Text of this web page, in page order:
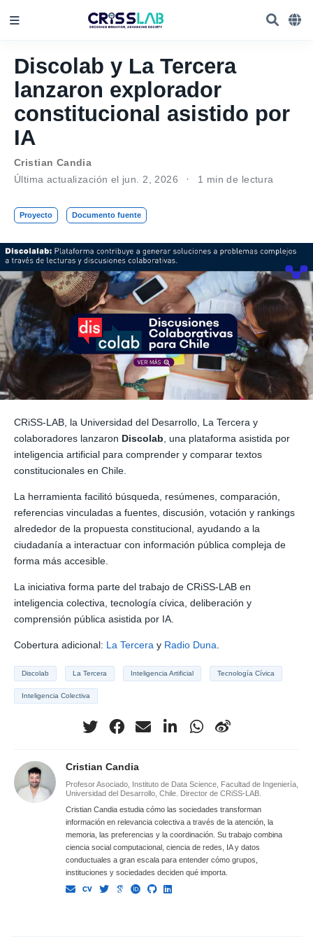
Discolab y La Tercera
lanzaron explorador
constitucional asistido por
IA
Cristian Candia
Última actualización el jun. 2, 2026
1 min de lectura
Proyecto Documento fuente
CRiSS-LAB, la Universidad del Desarrollo, La Tercera y
colaboradores lanzaron Discolab, una plataforma asistida por
inteligencia artificial para comprender y comparar textos
constitucionales en Chile.
La herramienta facilitó búsqueda, resúmenes, comparación,
referencias vinculadas a fuentes, discusión, votación y rankings
alrededor de la propuesta constitucional, ayudando a la
ciudadanía a interactuar con información pública compleja de
forma más accesible.
La iniciativa forma parte del trabajo de CRiSS-LAB en
inteligencia colectiva, tecnología cívica, deliberación y
comprensión pública asistida por IA.
Cobertura adicional: La Tercera y Radio Duna
Discolab La Tercera Inteligencia Artificial Tecnología Cívica
Inteligencia Colectiva
Cristian Candia
Profesor Asociado, Instituto de Data Science, Facultad de Ingeniería,
Universidad del Desarrollo, Chile. Director de CRiSS-LAB.
Cristian Candia estudia cómo las sociedades transforman
información en relevancia colectiva a través de la atención, la
memoria, las preferencias y la coordinación. Su trabajo combina
ciencia social computacional, ciencia de redes, IA y datos
conductuales a gran escala para entender cómo grupos,
instituciones y sociedades deciden qué importa.